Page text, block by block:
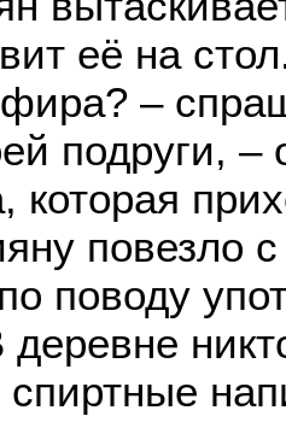
её на
–
подруги, –
которая
повезло
поводу
спиртные